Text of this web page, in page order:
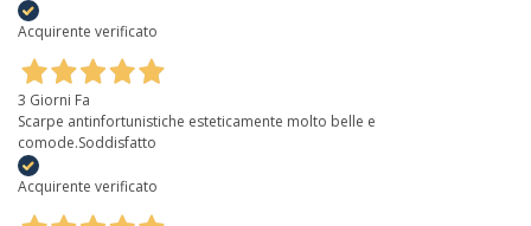
Acquirente verificato
3 Giorni Fa
Scarpe antinfortunistiche esteticamente molto belle e
comode.Soddisfatto
Acquirente verificato